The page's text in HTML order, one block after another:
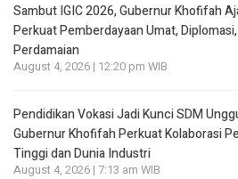
Sambut IGIC 2026, Gubernur Khofifah
Perkuat Pemberdayaan Umat,
Perdamaian
August 4, 2026 | 12:20 pm WIB
Pendidikan Vokasi Jadi Kunci SDM
Gubernur Khofifah Perkuat Kolaborasi
Tinggi dan Dunia Industri
August 4, 2026 | 7:13 am WIB